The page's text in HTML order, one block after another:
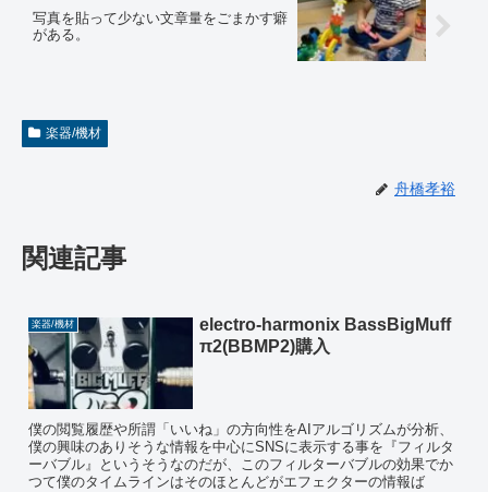
写真を貼って少ない文章量をごまかす癖
がある。
楽器/機材
舟橋孝裕
関連記事
楽器/機材
electro-harmonix BassBigMuff
π2(BBMP2)購入
僕の閲覧履歴や所謂「いいね」の方向性をAIアルゴリズムが分析、
僕の興味のありそうな情報を中心にSNSに表示する事を『フィルタ
ーバブル』というそうなのだが、このフィルターバブルの効果でか
つて僕のタイムラインはそのほとんどがエフェクターの情報ば